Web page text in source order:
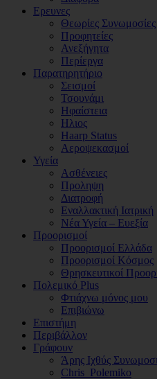
Ερευνες
Θεωρίες Συνωμοσίες
Προφητείες
Ανεξήγητα
Περίεργα
Παρατηρητήριο
Σεισμοί
Τσουνάμι
Ηφαίστεια
Ηλιος
Haarp Status
Αεροψεκασμοί
Υγεία
Ασθένειες
Προληψη
Διατροφή
Εναλλακτική Ιατρική
Νέα Υγεία – Ευεξία
Προορισμοί
Προορισμοί Ελλάδα
Προορισμοί Κόσμος
Θρησκευτικοί
Πολεμικό Plus
Φτιάχνω μόνος μου
Επιβιώνω
Επιστήμη
Περιβάλλον
Γράφουν
Άρης Ιχθύς
Chris_Polemiko